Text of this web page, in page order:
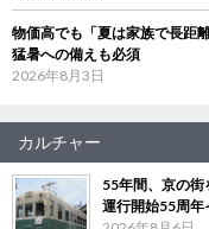
物価高でも「夏は家族で長距
猛暑への備えも必須
2026年8月3日
カルチャー
55年間、京の
運行開始55周年